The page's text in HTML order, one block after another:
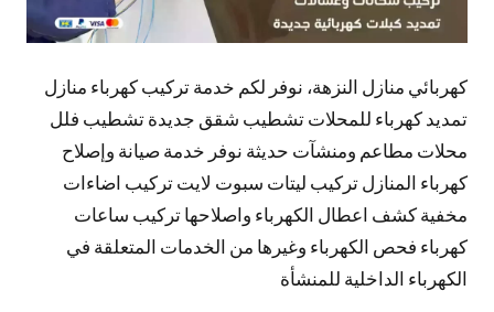
كهربائي منازل النزهة، نوفر لكم خدمة تركيب كهرباء منازل
تمديد كهرباء للمحلات تشطيب شقق جديدة تشطيب فلل
محلات مطاعم ومنشآت حديثة نوفر خدمة صيانة وإصلاح
كهرباء المنازل تركيب ليتات سبوت لايت تركيب اضاءات
مخفية كشف اعطال الكهرباء واصلاحها تركيب ساعات
كهرباء فحص الكهرباء وغيرها من الخدمات المتعلقة في
الكهرباء الداخلية للمنشأة